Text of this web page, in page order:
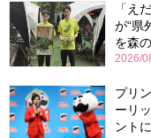
「え
が“県
を森
2026/
プリ
ーリ
ント